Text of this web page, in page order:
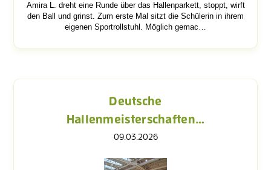
Amira L. dreht eine Runde über das Hallenparkett, stoppt, wirft
den Ball und grinst. Zum erste Mal sitzt die Schülerin in ihrem
eigenen Sportrollstuhl. Möglich gemac…
Deutsche
Hallenmeisterschaften…
09.03.2026